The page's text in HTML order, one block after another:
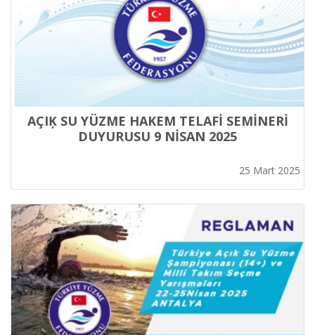
AÇIĶ SU YÜZME HAKEM TELAFİ SEMİNERİ
DUYURUSU 9 NİSAN 2025
25 Mart 2025